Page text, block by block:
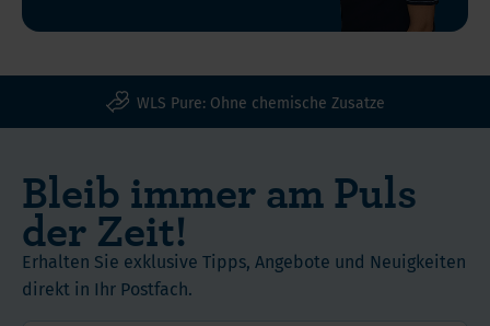
WLS Pure: Ohne chemische Zusatze
Bleib immer am Puls
der Zeit!
Erhalten Sie exklusive Tipps, Angebote und Neuigkeiten
direkt in Ihr Postfach.